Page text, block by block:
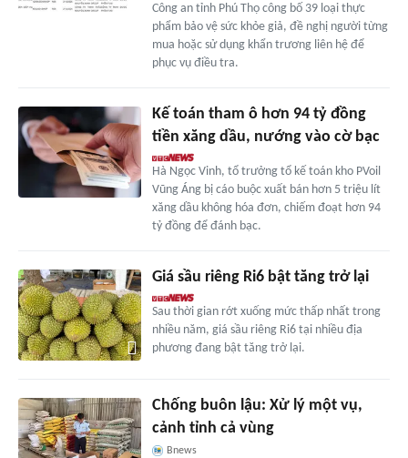
Công an tỉnh Phú Thọ công bố 39 loại thực
phẩm bảo vệ sức khỏe giả, đề nghị người từng
mua hoặc sử dụng khẩn trương liên hệ để
phục vụ điều tra.
Kế toán tham ô hơn 94 tỷ đồng
tiền xăng dầu, nướng vào cờ bạc
Hà Ngọc Vinh, tổ trưởng tổ kế toán kho PVoil
Vũng Áng bị cáo buộc xuất bán hơn 5 triệu lít
xăng dầu không hóa đơn, chiếm đoạt hơn 94
tỷ đồng để đánh bạc.
Giá sầu riêng Ri6 bật tăng trở lại
Sau thời gian rớt xuống mức thấp nhất trong
nhiều năm, giá sầu riêng Ri6 tại nhiều địa
phương đang bật tăng trở lại.
Chống buôn lậu: Xử lý một vụ,
cảnh tỉnh cả vùng
Bnews